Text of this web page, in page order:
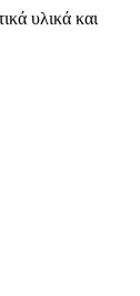
υλικά και